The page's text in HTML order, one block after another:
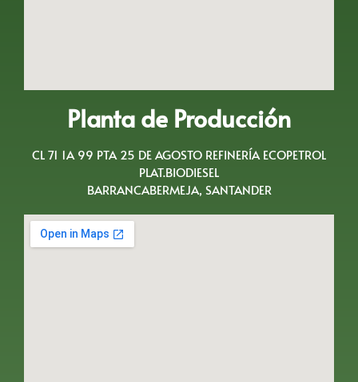
Planta de Producción
CL 71 1A 99 PTA 25 DE AGOSTO REFINERÍA ECOPETROL
PLAT.BIODIESEL
BARRANCABERMEJA, SANTANDER